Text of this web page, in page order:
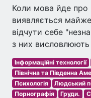
Коли мова йде про
виявляється
відчути себе
з них висловлюють
Інформаційні технології
Північна та Південна
Психологія
Людський
Порнографія
Груди.